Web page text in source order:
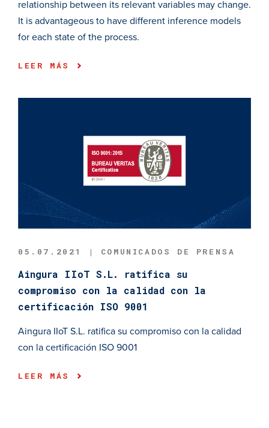
relationship between its relevant variables may change.
It is advantageous to have different inference models
for each state of the process.
LEER MÁS
05.07.2021 | COMUNICADOS DE PRENSA
Aingura IIoT S.L. ratifica su
compromiso con la calidad con la
certificación ISO 9001
Aingura IIoT S.L. ratifica su compromiso con la calidad
con la certificación ISO 9001
LEER MÁS